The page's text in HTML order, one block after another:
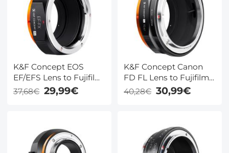
K&F Concept EOS
EF/EFS Lens to Fujifilm
X Mount Adapter
37,68€ 29,99€
K&F Concept Canon
FD FL Lens to Fujifilm
X Mount Adapter
40,28€ 30,99€